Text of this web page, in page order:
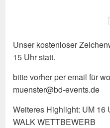
Unser kostenloser
15 Uhr statt.
bitte vorher per email für
muenster@bd-events.de
Weiteres Highlight: UM 16
WALK WETTBEWERB